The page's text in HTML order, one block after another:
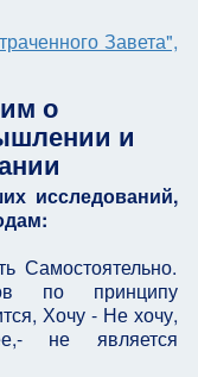
Завета",
о
и
исследований,
Самостоятельно.
по принципу
Хочу - Не хочу,
не является